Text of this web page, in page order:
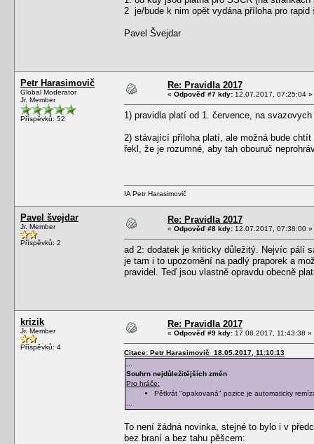
2 je/bude k nim opět vydána příloha pro
Pavel Švejdar
Petr Harasimovič
Global Moderator
Jr. Member
Příspěvků: 52
Re: Pravidla 2017
« Odpověď #7 kdy: 12.07.2017, 07:25:04 »
1) pravidla platí od 1. července, na
2) stávající příloha platí, ale možná bude
řekl, že je rozumné, aby tah obouruč
IA Petr Harasimovič
Pavel švejdar
Jr. Member
Příspěvků: 2
Re: Pravidla 2017
« Odpověď #8 kdy: 12.07.2017, 07:38:00 »
ad 2: dodatek je kriticky důležitý. Nejvíc pálí
je tam i to upozornění na padlý praporek a
pravidel. Teď jsou vlastně opravdu obecně
krizik
Jr. Member
Příspěvků: 4
Re: Pravidla 2017
« Odpověď #9 kdy: 17.08.2017, 11:43:38 »
Citace: Petr Harasimovič 18.05.2017, 11:10:13
Souhrn nejdůležitějších změn
Pro hráče:
Pětkrát "opakovaná" pozice je automaticky
To není žádná novinka, stejné to bylo i v
bez braní a bez tahu pěšcem: